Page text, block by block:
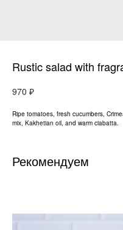
Rustic salad with
970 ₽
Ripe tomatoes, fresh cucumbers,
mix, Kakhetian oil, and warm ciabatta.
Рекомендуем